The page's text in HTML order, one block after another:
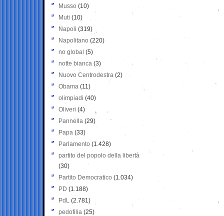
Musso (10)
Muti (10)
Napoli (319)
Napolitano (220)
no global (5)
notte bianca (3)
Nuovo Centrodestra (2)
Obama (11)
olimpiadi (40)
Oliveri (4)
Pannella (29)
Papa (33)
Parlamento (1.428)
partito del popolo della libertà
(30)
Partito Democratico (1.034)
PD (1.188)
PdL (2.781)
pedofilia (25)